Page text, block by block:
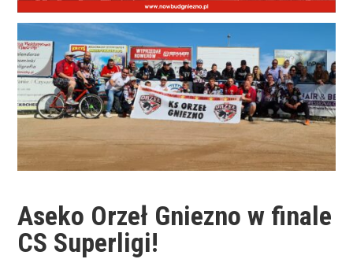
Aseko Orzeł Gniezno w finale
CS Superligi!